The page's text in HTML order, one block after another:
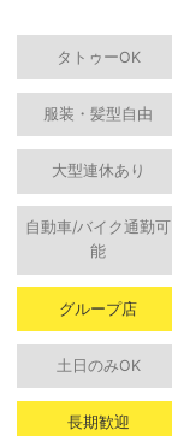
タトゥーOK
服装・髪型自由
大型連休あり
自動車/バイク通勤可
能
グループ店
土日のみOK
長期歓迎